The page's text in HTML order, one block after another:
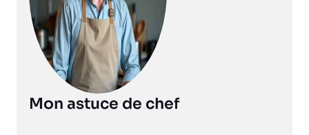
Mon astuce de chef